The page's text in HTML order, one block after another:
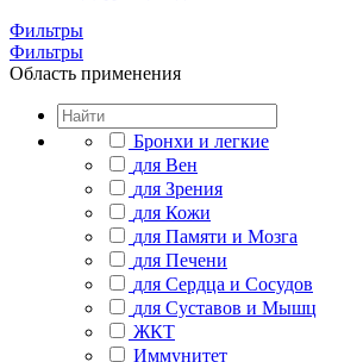
Фильтры
Фильтры
Область применения
Бронхи и легкие
для Вен
для Зрения
для Кожи
для Памяти и Мозга
для Печени
для Сердца и Сосудов
для Суставов и Мышц
ЖКТ
Иммунитет